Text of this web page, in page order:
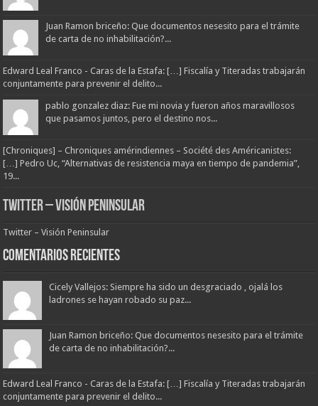
Juan Ramon briceño: Que documentos nesesito para el trámite
de carta de no inhabilitación?...
Edward Leal Franco - Caras de la Estafa: […] Fiscalía y Titeradas trabajarán
conjuntamente para prevenir el delito...
pablo gonzalez diaz: Fue mi novia y fueron años maravillosos
que pasamos juntos, pero el destino nos...
[Chroniques] – Chroniques amérindiennes – Société des Américanistes:
[…] Pedro Uc, “Alternativas de resistencia maya en tiempo de pandemia”,
19...
Twitter – Visión Peninsular
Twitter – Visión Peninsular
Comentarios Recientes
Cicely Vallejos: Siempre ha sido un desgraciado , ojalá los
ladrones se hayan robado su paz...
Juan Ramon briceño: Que documentos nesesito para el trámite
de carta de no inhabilitación?...
Edward Leal Franco - Caras de la Estafa: […] Fiscalía y Titeradas trabajarán
conjuntamente para prevenir el delito...